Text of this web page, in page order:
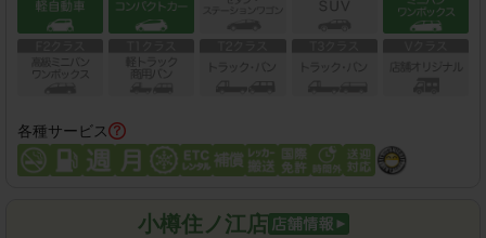
各種サービス
小樽住ノ江店